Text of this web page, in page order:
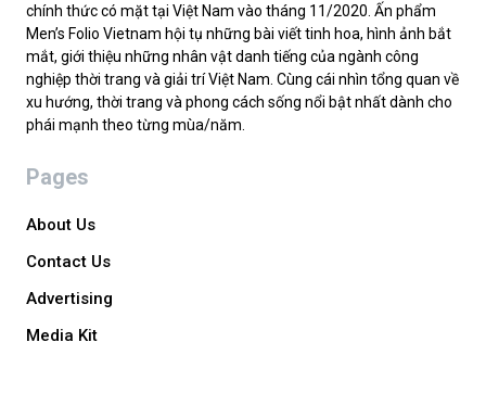
chính thức có mặt tại Việt Nam vào tháng 11/2020. Ấn phẩm
Men’s Folio Vietnam hội tụ những bài viết tinh hoa, hình ảnh bắt
mắt, giới thiệu những nhân vật danh tiếng của ngành công
nghiệp thời trang và giải trí Việt Nam. Cùng cái nhìn tổng quan về
xu hướng, thời trang và phong cách sống nổi bật nhất dành cho
phái mạnh theo từng mùa/năm.
Pages
About Us
Contact Us
Advertising
Media Kit